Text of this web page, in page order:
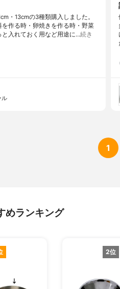
・13cmの3種類購入しました。
作る時・卵焼きを作る時・野菜
入れておく用など用途に…続き
ル
1
めランキング
2位